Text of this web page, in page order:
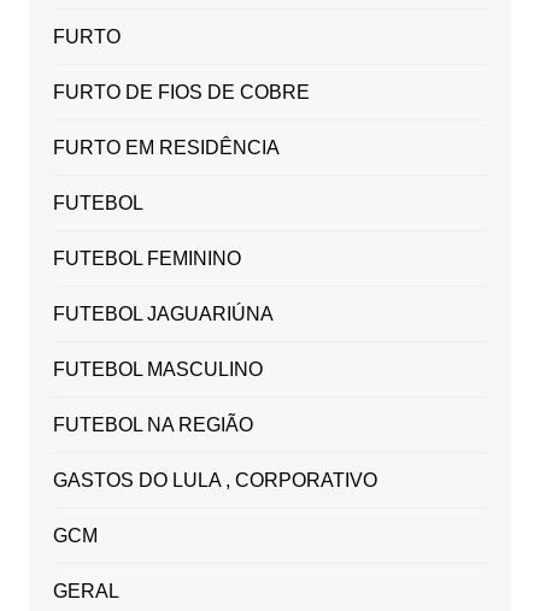
FURTO
FURTO DE FIOS DE COBRE
FURTO EM RESIDÊNCIA
FUTEBOL
FUTEBOL FEMININO
FUTEBOL JAGUARIÚNA
FUTEBOL MASCULINO
FUTEBOL NA REGIÃO
GASTOS DO LULA , CORPORATIVO
GCM
GERAL